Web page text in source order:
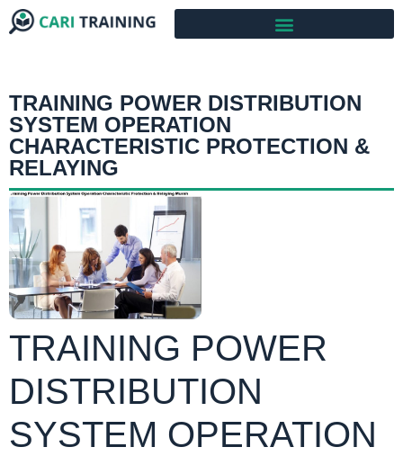
TRAINING POWER DISTRIBUTION
SYSTEM OPERATION
CHARACTERISTIC PROTECTION &
RELAYING
TRAINING POWER
DISTRIBUTION
SYSTEM OPERATION